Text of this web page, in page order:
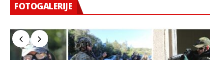
FOTOGALERIJE